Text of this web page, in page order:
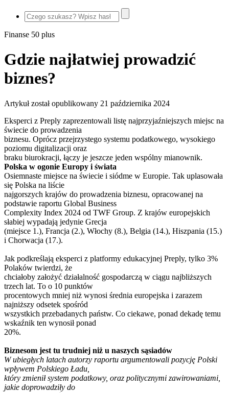
Finanse 50 plus
Gdzie najłatwiej prowadzić
biznes?
Artykuł został opublikowany 21 października 2024
Eksperci z Preply zaprezentowali listę najprzyjaźniejszych miejsc na
świecie do prowadzenia
biznesu. Oprócz przejrzystego systemu podatkowego, wysokiego
poziomu digitalizacji oraz
braku biurokracji, łączy je jeszcze jeden wspólny mianownik.
Polska w ogonie Europy i świata
Osiemnaste miejsce na świecie i siódme w Europie. Tak uplasowała
się Polska na liście
najgorszych krajów do prowadzenia biznesu, opracowanej na
podstawie raportu Global Business
Complexity Index 2024 od TWF Group. Z krajów europejskich
słabiej wypadają jedynie Grecja
(miejsce 1.), Francja (2.), Włochy (8.), Belgia (14.), Hiszpania (15.)
i Chorwacja (17.).
Jak podkreślają eksperci z platformy edukacyjnej Preply, tylko 3%
Polaków twierdzi, że
chciałoby założyć działalność gospodarczą w ciągu najbliższych
trzech lat. To o 10 punktów
procentowych mniej niż wynosi średnia europejska i zarazem
najniższy odsetek spośród
wszystkich przebadanych państw. Co ciekawe, ponad dekadę temu
wskaźnik ten wynosił ponad
20%.
Biznesom jest tu trudniej niż u naszych sąsiadów
W ubiegłych latach autorzy raportu argumentowali pozycję Polski
wpływem Polskiego Ładu,
który zmienił system podatkowy, oraz politycznymi zawirowaniami,
jakie doprowadziły do